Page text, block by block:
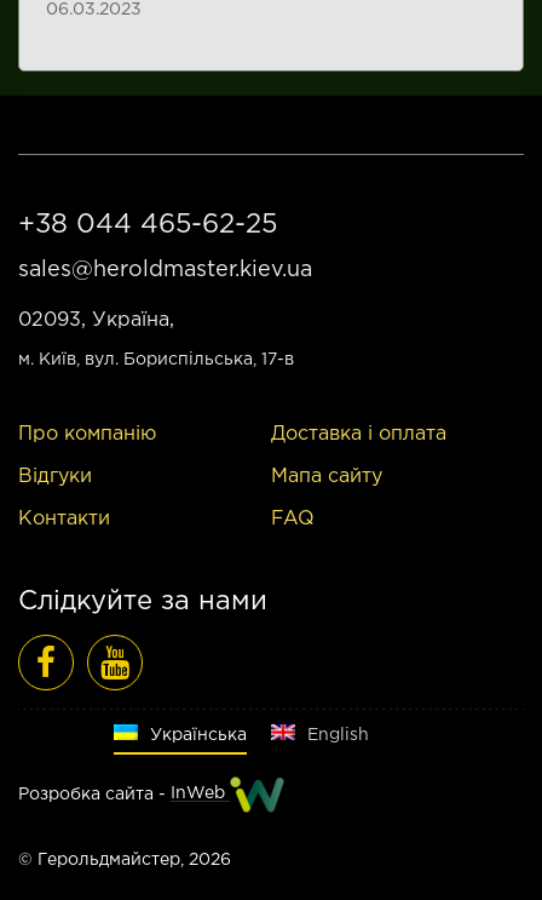
06.03.2023
+38 044 465-62-25
sales@heroldmaster.kiev.ua
02093, Україна,
м. Київ , вул. Бориспільська, 17-в
Про компанію
Відгуки
Контакти
Доставка і оплата
Мапа сайту
FAQ
Слідкуйте за нами
Українська English
Розробка сайта - InWeb
© Герольдмайстер, 2026